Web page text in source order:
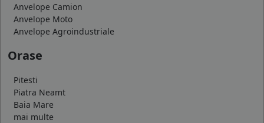
Anvelope Camion
Anvelope Moto
Anvelope Agroindustriale
Orase
Pitesti
Piatra Neamt
Baia Mare
mai multe